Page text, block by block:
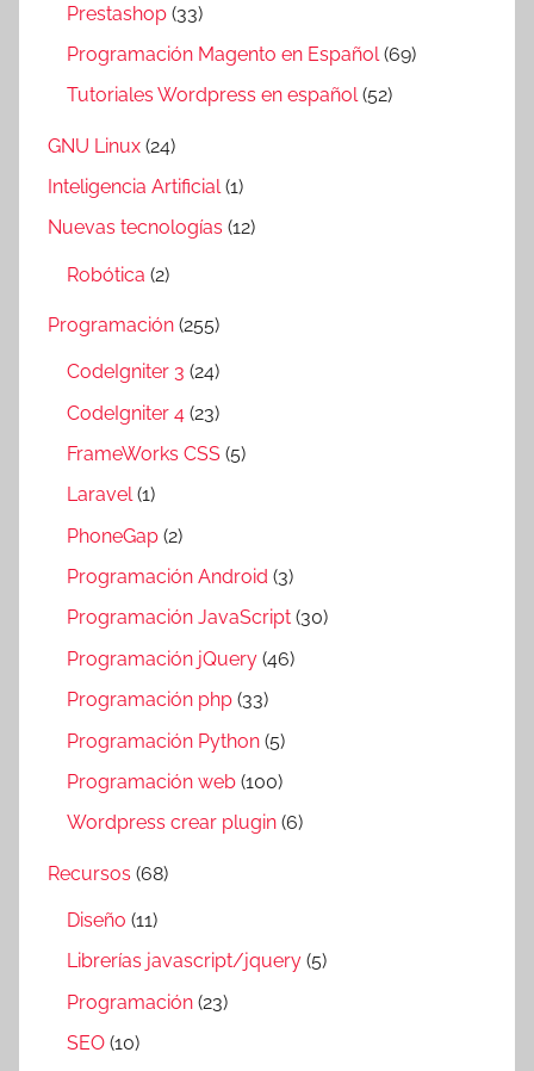
Prestashop (33)
Programación Magento en Español(69)
Tutoriales Wordpress en español(52)
GNU Linux (24)
Inteligencia Artificial(1)
Nuevas tecnologías (12)
Robótica (2)
Programación (255)
CodeIgniter 3 (24)
CodeIgniter 4 (23)
FrameWorks CSS (5)
Laravel(1)
PhoneGap (2)
Programación Android (3)
Programación JavaScript (30)
Programación jQuery (46)
Programación php (33)
Programación Python (5)
Programación web (100)
Wordpress crear plugin (6)
Recursos (68)
Diseño (11)
Librerías javascript/jquery (5)
Programación (23)
SEO (10)